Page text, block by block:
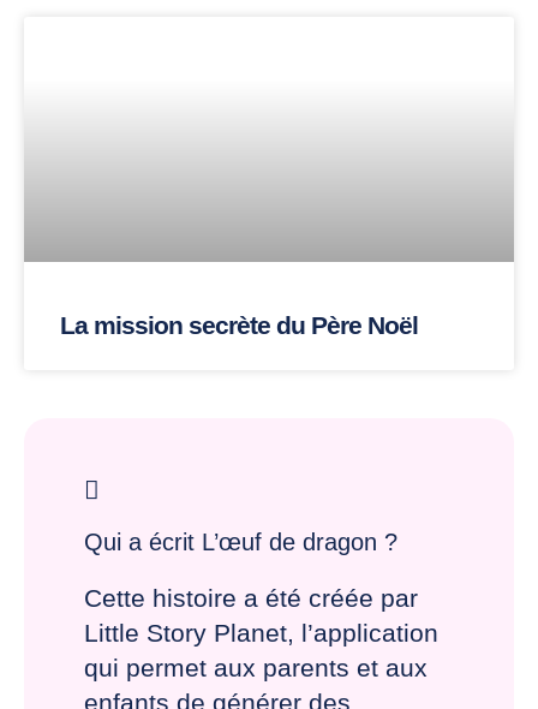
La mission secrète du Père Noël
Qui a écrit L’œuf de dragon ?
Cette histoire a été créée par
Little Story Planet, l’application
qui permet aux parents et aux
enfants de générer des